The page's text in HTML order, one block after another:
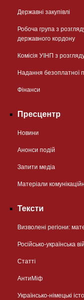
Державні закупівлі
Робоча група з
державного кордону
Комісія УІНП з
Надання безоплатної
Фінанси
Пресцентр
Новини
Анонси подій
Запити медіа
Матеріали
Тексти
Визволені регіони:
Російсько-українська
Статті
АнтиМіф
Українсько-німецькі